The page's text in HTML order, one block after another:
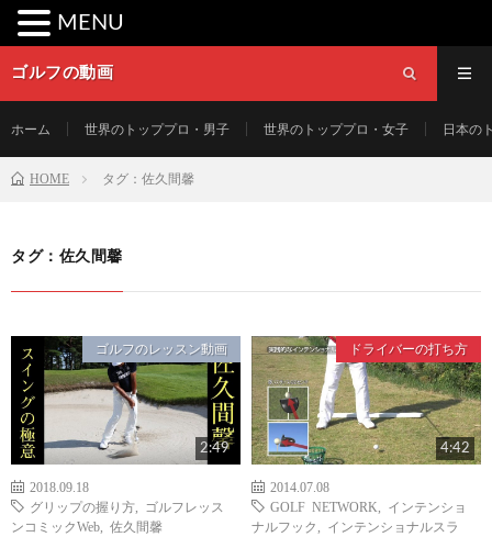
ゴルフの動画
ホーム 世界のトッププロ・男子 世界のトッププロ・女子 日本の
HOME タグ：佐久間馨
タグ：佐久間馨
ゴルフのレッスン動画
2:49
2018.09.18
グリップの握り方
ゴルフレッス
ンコミックWeb
佐久間馨
ドライバーの打ち方
4:42
2014.07.08
GOLF NETWORK
インテンショ
ナルフック
インテンショナルスラ
MENU